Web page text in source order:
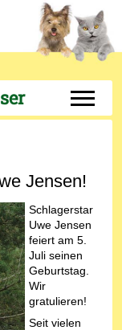
Off-
Jensen!
Schlagerstar
Uwe Jensen
feiert am 5.
Juli seinen
Geburtstag.
Wir
gratulieren!
Seit vielen